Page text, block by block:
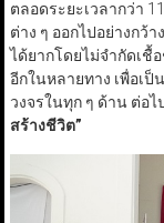
ตลอดระยะเวลากว่า
ต่าง ๆ ออกไปอย่างกว้
ได้ยากโดยไม่จำกัดเ
อีกในหลายทาง เพื่อเ
วงจรในทุก ๆ ด้าน ต่อ
สร้างชีวิต”